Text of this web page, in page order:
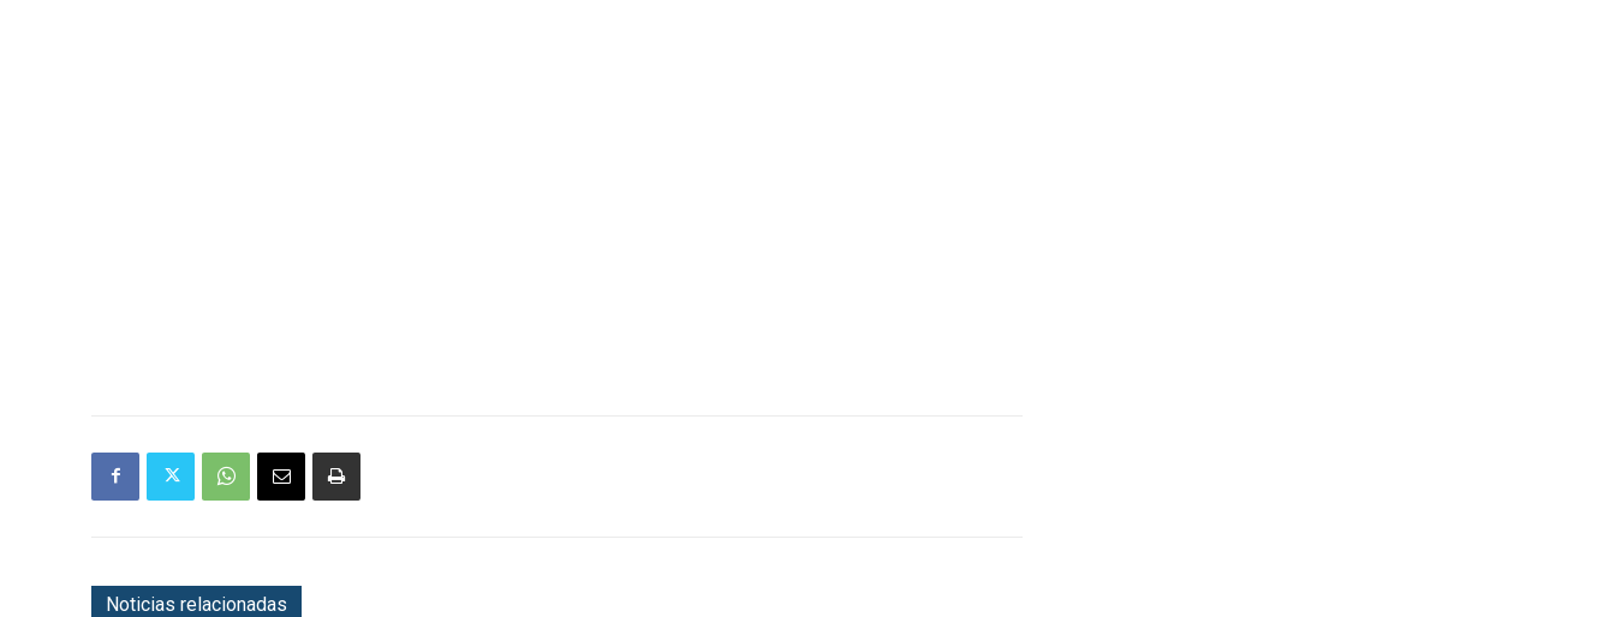
Noticias relacionadas